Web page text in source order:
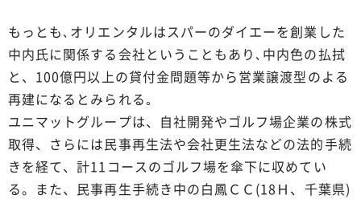
もっとも､オリエンタルはスパーのダイエーを創業した
中内氏に関係する会社ということもあり､中内色の払拭
と、100億円以上の貸付金問題等から営業譲渡型のよる
再建になるとみられる｡
ユニマットグループは、自社開発やゴルフ場企業の株式
取得、さらには民事再生法や会社更生法などの法的手続
きを経て、計11コースのゴルフ場を傘下に収めてい
る。また、民事再生手続き中の白鳳ＣＣ(18Ｈ、千葉県)